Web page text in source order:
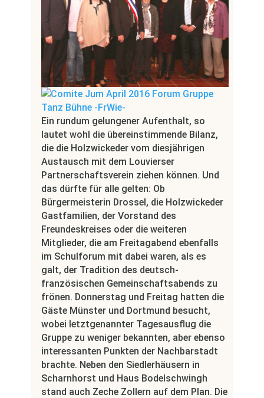
Ein rundum gelungener Aufenthalt, so
lautet wohl die übereinstimmende Bilanz,
die die Holzwickeder vom diesjährigen
Austausch mit dem Louvierser
Partnerschaftsverein ziehen können. Und
das dürfte für alle gelten: Ob
Bürgermeisterin Drossel, die Holzwickeder
Gastfamilien, der Vorstand des
Freundeskreises oder die weiteren
Mitglieder, die am Freitagabend ebenfalls
im Schulforum mit dabei waren, als es
galt, der Tradition des deutsch-
französischen Gemeinschaftsabends zu
frönen. Donnerstag und Freitag hatten die
Gäste Münster und Dortmund besucht,
wobei letztgenannter Tagesausflug die
Gruppe zu weniger bekannten, aber ebenso
interessanten Punkten der Nachbarstadt
brachte. Neben den Siedlerhäusern in
Scharnhorst und Haus Bodelschwingh
stand auch Zeche Zollern auf dem Plan. Die